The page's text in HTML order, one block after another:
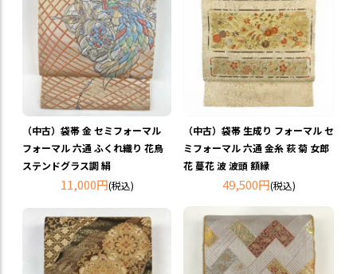
（中古）袋帯 金 セミフォーマル
フォーマル 六通 ふくれ織り 花鳥
ステンドグラス調 絹
11,000円(税込)
（中古）袋帯 生成り フォーマル セ
ミフォーマル 六通 金糸 萩 菊 女郎
花 蔓花 波 波頭 額縁
49,500円(税込)